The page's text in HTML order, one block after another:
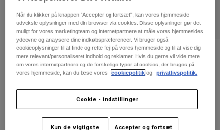
Handsker
Beskyttelser
Briller
Sokker
Briller
Sokker
Tasker & tilbehør
Spare parts
T-Shirts & Tops
Hoodies og sweatre
Jakker
Bukser & Shorts
Shirts
Helmets
Jerseys
Pants
Boots
Guards
Speedframe Pro Defy-hjelm
Artikelnr.33512
Når du klikker på knappen "Accepter og fortsæt", kan vores hjemmeside
udveksle oplysninger med din browser via cookies. Disse oplysninger gør det
muligt for vores marketingteam og internetpartnere at måle vores hjemmesides
ydeevne og analysere dine indkøbspræferencer. Vi bruger også
cookieoplysninger til at finde og rette fejl på vores hjemmeside og til at vise dig
mere relevant/personaliseret indhold og reklamer. Hvis du gerne vil vide mere
om vores internetpartnere og de forskellige typer af cookies, der bruges på
vores hjemmeside, kan du læse vores
cookiepolitik og privatlivspolitik.
Cookie - indstillinger
Kun de vigtigste Accepter og fortsæt